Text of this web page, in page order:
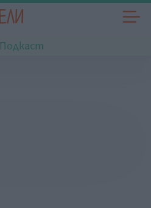
Подкаст